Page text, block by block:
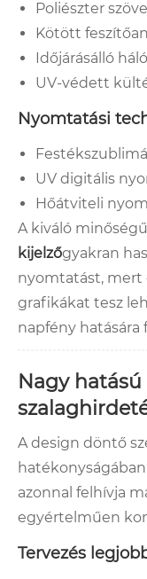
Poliészter
Kötött
Időjárásálló háló
UV-védett
Nyomtatási
UV digitális
Hőátviteli
A kiváló
kijelzőgyakran
nyomtatást, mert
grafikákat tesz
napfény hatására
Nagy
A design döntő
azonnal felhívja
egyértelműen
Tervezés